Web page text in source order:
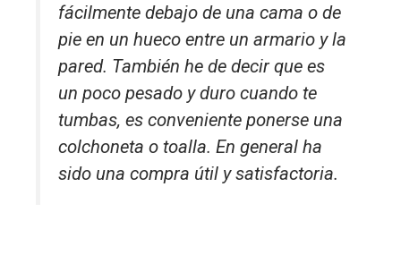
fácilmente debajo de una cama o de
pie en un hueco entre un armario y la
pared. También he de decir que es
un poco pesado y duro cuando te
tumbas, es conveniente ponerse una
colchoneta o toalla. En general ha
sido una compra útil y satisfactoria.